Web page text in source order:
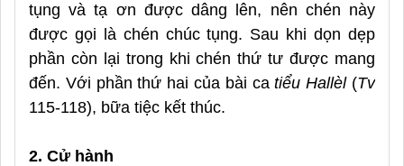
tụng và tạ ơn được dâng lên, nên chén này
được gọi là chén chúc tụng. Sau khi dọn dẹp
phần còn lại trong khi chén thứ tư được mang
đến. Với phần thứ hai của bài catiểu Hallèl(Tv
115-118), bữa tiệc kết thúc.
2. Cử hành